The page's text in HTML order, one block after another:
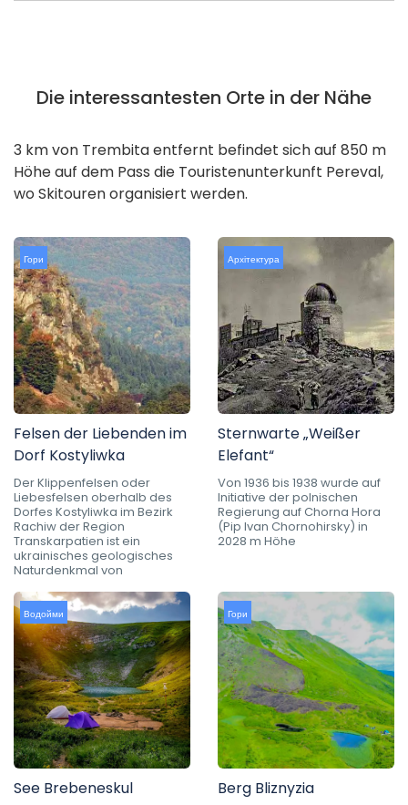
Die interessantesten Orte in der Nähe
3 km von Trembita entfernt befindet sich auf 850 m
Höhe auf dem Pass die Touristenunterkunft Pereval,
wo Skitouren organisiert werden.
Гори
Felsen der Liebenden im
Dorf Kostyliwka
Der Klippenfelsen oder
Liebesfelsen oberhalb des
Dorfes Kostyliwka im Bezirk
Rachiw der Region
Transkarpatien ist ein
ukrainisches geologisches
Naturdenkmal von
Архітектура
Sternwarte „Weißer
Elefant“
Von 1936 bis 1938 wurde auf
Initiative der polnischen
Regierung auf Chorna Hora
(Pip Ivan Chornohirsky) in
2028 m Höhe
Водойми
See Brebeneskul
Гори
Berg Bliznyzia